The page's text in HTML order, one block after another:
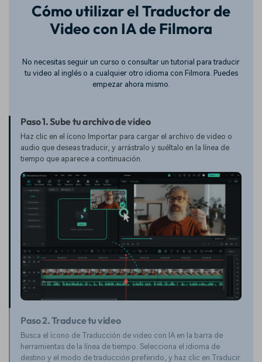
Cómo utilizar el Traductor de
Video con IA de Filmora
No necesitas seguir un curso o consultar un tutorial para traducir
tu video al inglés o a cualquier otro idioma con Filmora. Puedes
empezar ahora mismo.
Paso 1. Sube tu archivo de video
Haz clic en el ícono Importar para cargar el archivo de video o
audio que deseas traducir, y arrástralo y suéltalo en la línea de
tiempo que aparece a continuación.
Paso 2. Traduce tu video
Busca el ícono de Traducción de video con IA en la barra de
herramientas de la línea de tiempo. Selecciona el idioma de
destino y el modo de traducción preferido, y haz clic en Traducir.